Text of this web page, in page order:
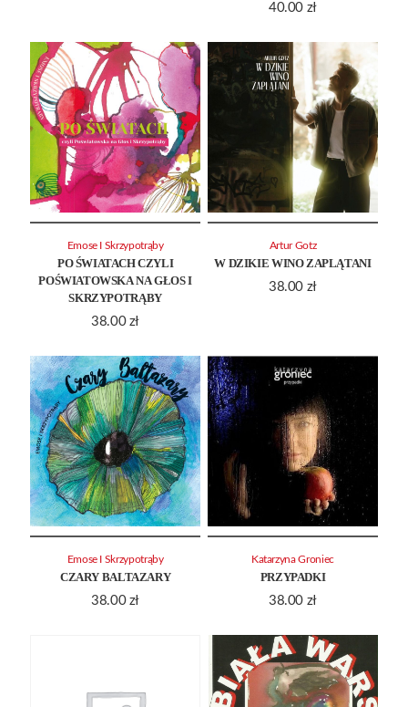
40.00 zł
PO ŚWIATACH CZYLI
POŚWIATOWSKA NA GŁOS I
SKRZYPOTRĄBY
38.00 zł
Emose I Skrzypotrąby
W DZIKIE WINO ZAPLĄTANI
38.00 zł
Artur Gotz
CZARY BALTAZARY
38.00 zł
Emose I Skrzypotrąby
PRZYPADKI
38.00 zł
Katarzyna Groniec